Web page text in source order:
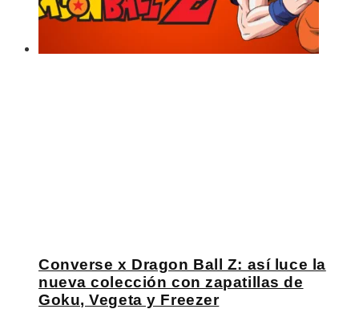
Converse x Dragon Ball Z: así luce la
nueva colección con zapatillas de
Goku, Vegeta y Freezer